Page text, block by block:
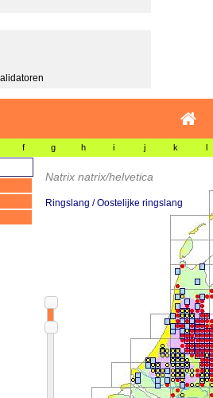
f g h i j k l
Natrix natrix/helvetica
Ringslang / Oostelijke ringslang